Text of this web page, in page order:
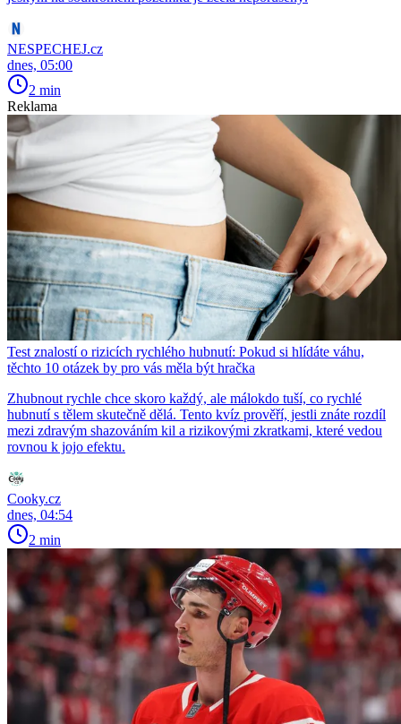
NESPECHEJ.cz
dnes, 05:00
2 min
Reklama
Test znalostí o rizicích rychlého hubnutí: Pokud si hlídáte váhu,
těchto 10 otázek by pro vás měla být hračka
Zhubnout rychle chce skoro každý, ale málokdo tuší, co rychlé
hubnutí s tělem skutečně dělá. Tento kvíz prověří, jestli znáte rozdíl
mezi zdravým shazováním kil a rizikovými zkratkami, které vedou
rovnou k jojo efektu.
Cooky.cz
dnes, 04:54
2 min